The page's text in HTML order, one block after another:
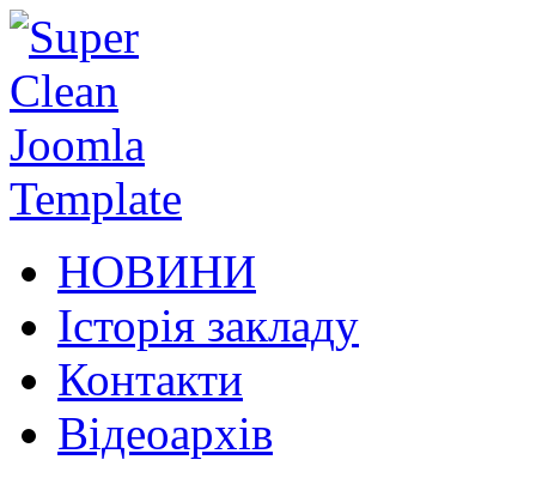
НОВИНИ
Історія закладу
Контакти
Відеоархів